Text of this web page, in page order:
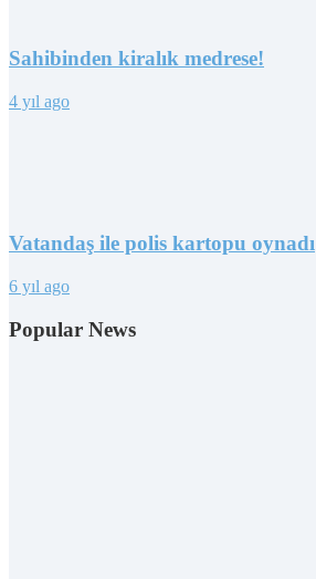
Sahibinden kiralık medrese!
4 yıl ago
Vatandaş ile polis kartopu oynadı
6 yıl ago
Popular News